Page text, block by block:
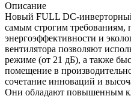
Описание
Новый FULL DC-
самым строгим требо­ваниям,
энергоэффективности и
вентилятора позволяют
ре­жиме (от 21 дБ), а также
помещение в
сочетание инноваций и
Они обладают повышенным